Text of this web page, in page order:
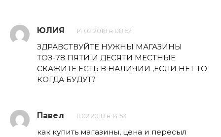
ЮЛИЯ 14.02.2018 в 08:52
ЗДРАВСТВУЙТЕ НУЖНЫ МАГАЗИНЫ
ТОЗ-78 ПЯТИ И ДЕСЯТИ МЕСТНЫЕ
СКАЖИТЕ ЕСТЬ В НАЛИЧИИ ,ЕСЛИ НЕТ ТО
КОГДА БУДУТ?
Павел 11.02.2018 в 14:53
как купить магазины, цена и пересыл